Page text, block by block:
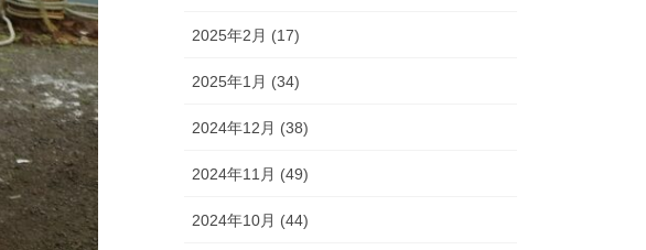
2025年2月 (17)
2025年1月 (34)
2024年12月 (38)
2024年11月 (49)
2024年10月 (44)